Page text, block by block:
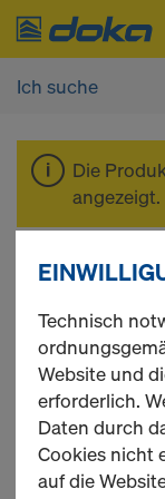
Die
angezeigt.
100
98 Produkte
Technisch
Website und
erforderlich.
Daten durch
Cookies nicht
auf die